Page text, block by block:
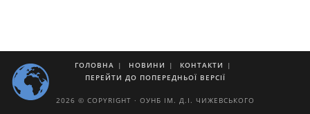
ГОЛОВНА НОВИНИ
КОНТАКТИ
ПЕРЕЙТИ ДО ПОПЕРЕДНЬОЇ ВЕРСІЇ
2026 © COPYRIGHT · ОУНБ ІМ. Д.І. ЧИЖЕВСЬКОГО